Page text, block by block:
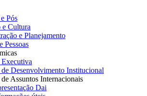
Pós
e Cultura
e Planejamento
Pessoas
Desenvolvimento Institucional
Assuntos Internacionais
Dai